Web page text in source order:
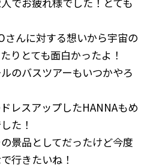
さんに対する想いから宇宙の
りとても面白かったよ！
のバスツアーもいつかやろ
レスアップしたHANNAもめ
た！
景品としてだったけど今度
行きたいね！